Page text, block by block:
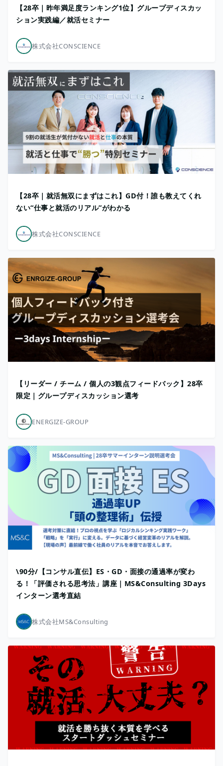
【28卒｜昨年満足度ランキング1位】グループディスカッ
ション実践編／就活セミナー
株式会社CONSCIENCE
【28卒｜就活無双にまずはこれ】GD付！誰も教えてくれ
ない“仕事と就活のリアル”がわかる
株式会社CONSCIENCE
【リーダー / チーム / 個人の3観点フィードバック】28卒
限定｜グループディスカッション選考
ENERGIZE-GROUP
\90分/【コンサル直伝】ES・GD・面接の通過率が変わ
る！「評価される思考法」講座｜MS&Consulting 3Days
インターン選考直結
株式会社MS&Consulting